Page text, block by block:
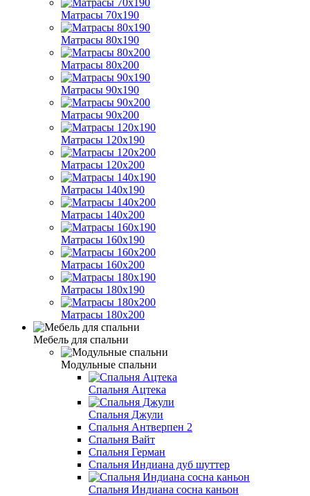
Матрасы 70x190
Матрасы 80х190
Матрасы 80х200
Матрасы 90х190
Матрасы 90х200
Матрасы 120х190
Матрасы 120х200
Матрасы 140х190
Матрасы 140х200
Матрасы 160х190
Матрасы 160х200
Матрасы 180х190
Матрасы 180х200
Мебель для спальни
Модульные спальни
Спальня Ацтека
Спальня Джули
Спальня Антверпен 2
Спальня Вайт
Спальня Герман
Спальня Индиана дуб шуттер
Спальня Индиана сосна каньон